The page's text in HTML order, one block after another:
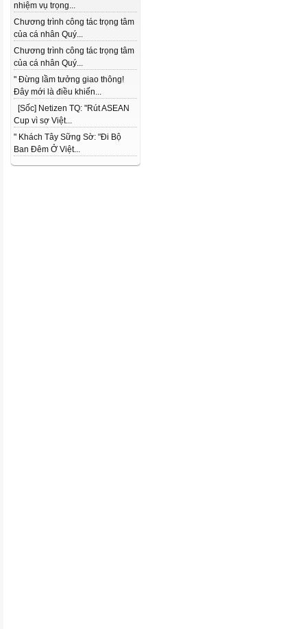
nhiệm vụ trọng...
Chương trình công tác trọng tâm
của cá nhân Quý...
Chương trình công tác trọng tâm
của cá nhân Quý...
" Đừng lầm tưởng giao thông!
Đây mới là điều khiến...
[Sốc] Netizen TQ: "Rút ASEAN
Cup vì sợ Việt...
" Khách Tây Sững Sờ: "Đi Bộ
Ban Đêm Ở Việt...